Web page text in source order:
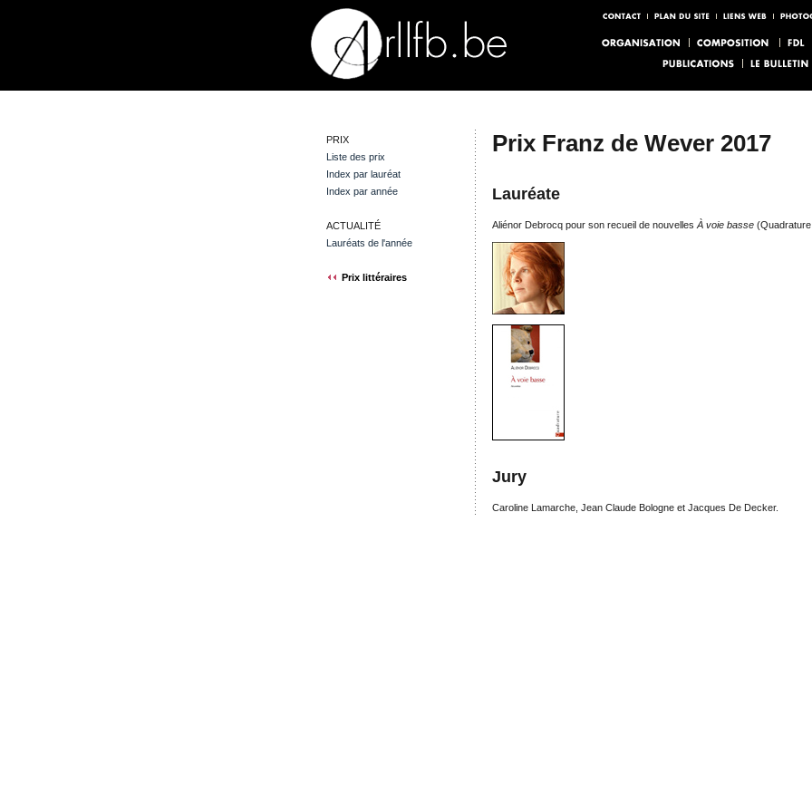
PRIX
Liste des prix
Index par lauréat
Index par année
ACTUALITÉ
Lauréats de l'année
Prix littéraires
Prix Franz de Wever 2017
Lauréate
Aliénor Debrocq pour son recueil de nouvelles À voie basse
Jury
Caroline Lamarche, Jean Claude Bologne et Jacques De Decker.